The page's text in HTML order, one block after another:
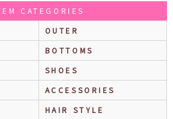
CATEGORIES
OUTER
BOTTOMS
SHOES
ACCESSORIES
HAIR STYLE